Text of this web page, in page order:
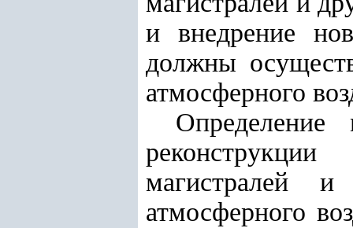
и внедрение
должны
атмосферного
Определение
магистралей
атмосферного